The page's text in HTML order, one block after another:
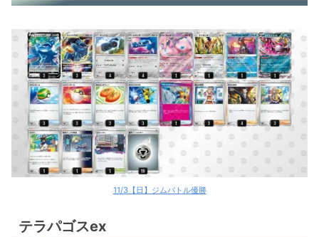
11/3【日】ジムバトル優勝
テラパゴスex